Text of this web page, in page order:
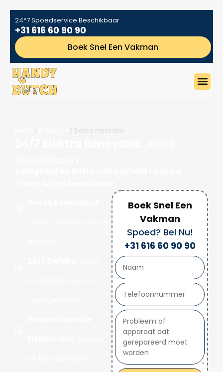
24*7 Spoedservice Beschikbaar
+31 616 60 90 90
Boek Snel Een Vakman
/ / Elektra renovatie
Boek Snel Een
Vakman
Spoed? Bel Nu!
+31 616 60 90 90